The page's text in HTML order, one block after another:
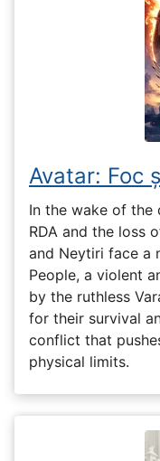
Avatar: Foc
In the wake of the
RDA and the loss
and Neytiri face a
People, a violent
by the ruthless
for their survival
conflict that
physical limits.